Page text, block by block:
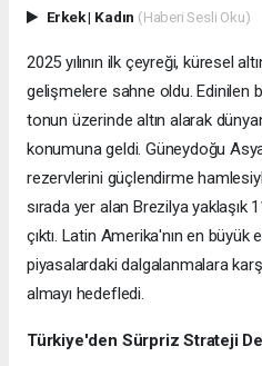
Erkek| Kadın (Haberi Sesli Oku)
2025 yılının ilk çeyreği, küresel
gelişmelere sahne oldu. Edinilen
tonun üzerinde altın alarak
konumuna geldi. Güneydoğu
rezervlerini güçlendirme
sırada yer alan Brezilya yaklaşık
çıktı. Latin Amerika'nın en
piyasalardaki dalgalanmalara
almayı hedefledi.
Türkiye'den Sürpriz Strateji